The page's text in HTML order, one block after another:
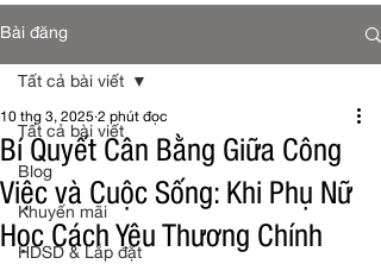
Bài đăng
Tất cả bài viết
Blog
Khuyến mãi
HDSD & Lắp đặt
Tất cả bài viết
Bí Quyết Cân Bằng Giữa Công
Việc và Cuộc Sống: Khi Phụ Nữ
Học Cách Yêu Thương Chính
10 thg 3, 2025 2 phút đọc